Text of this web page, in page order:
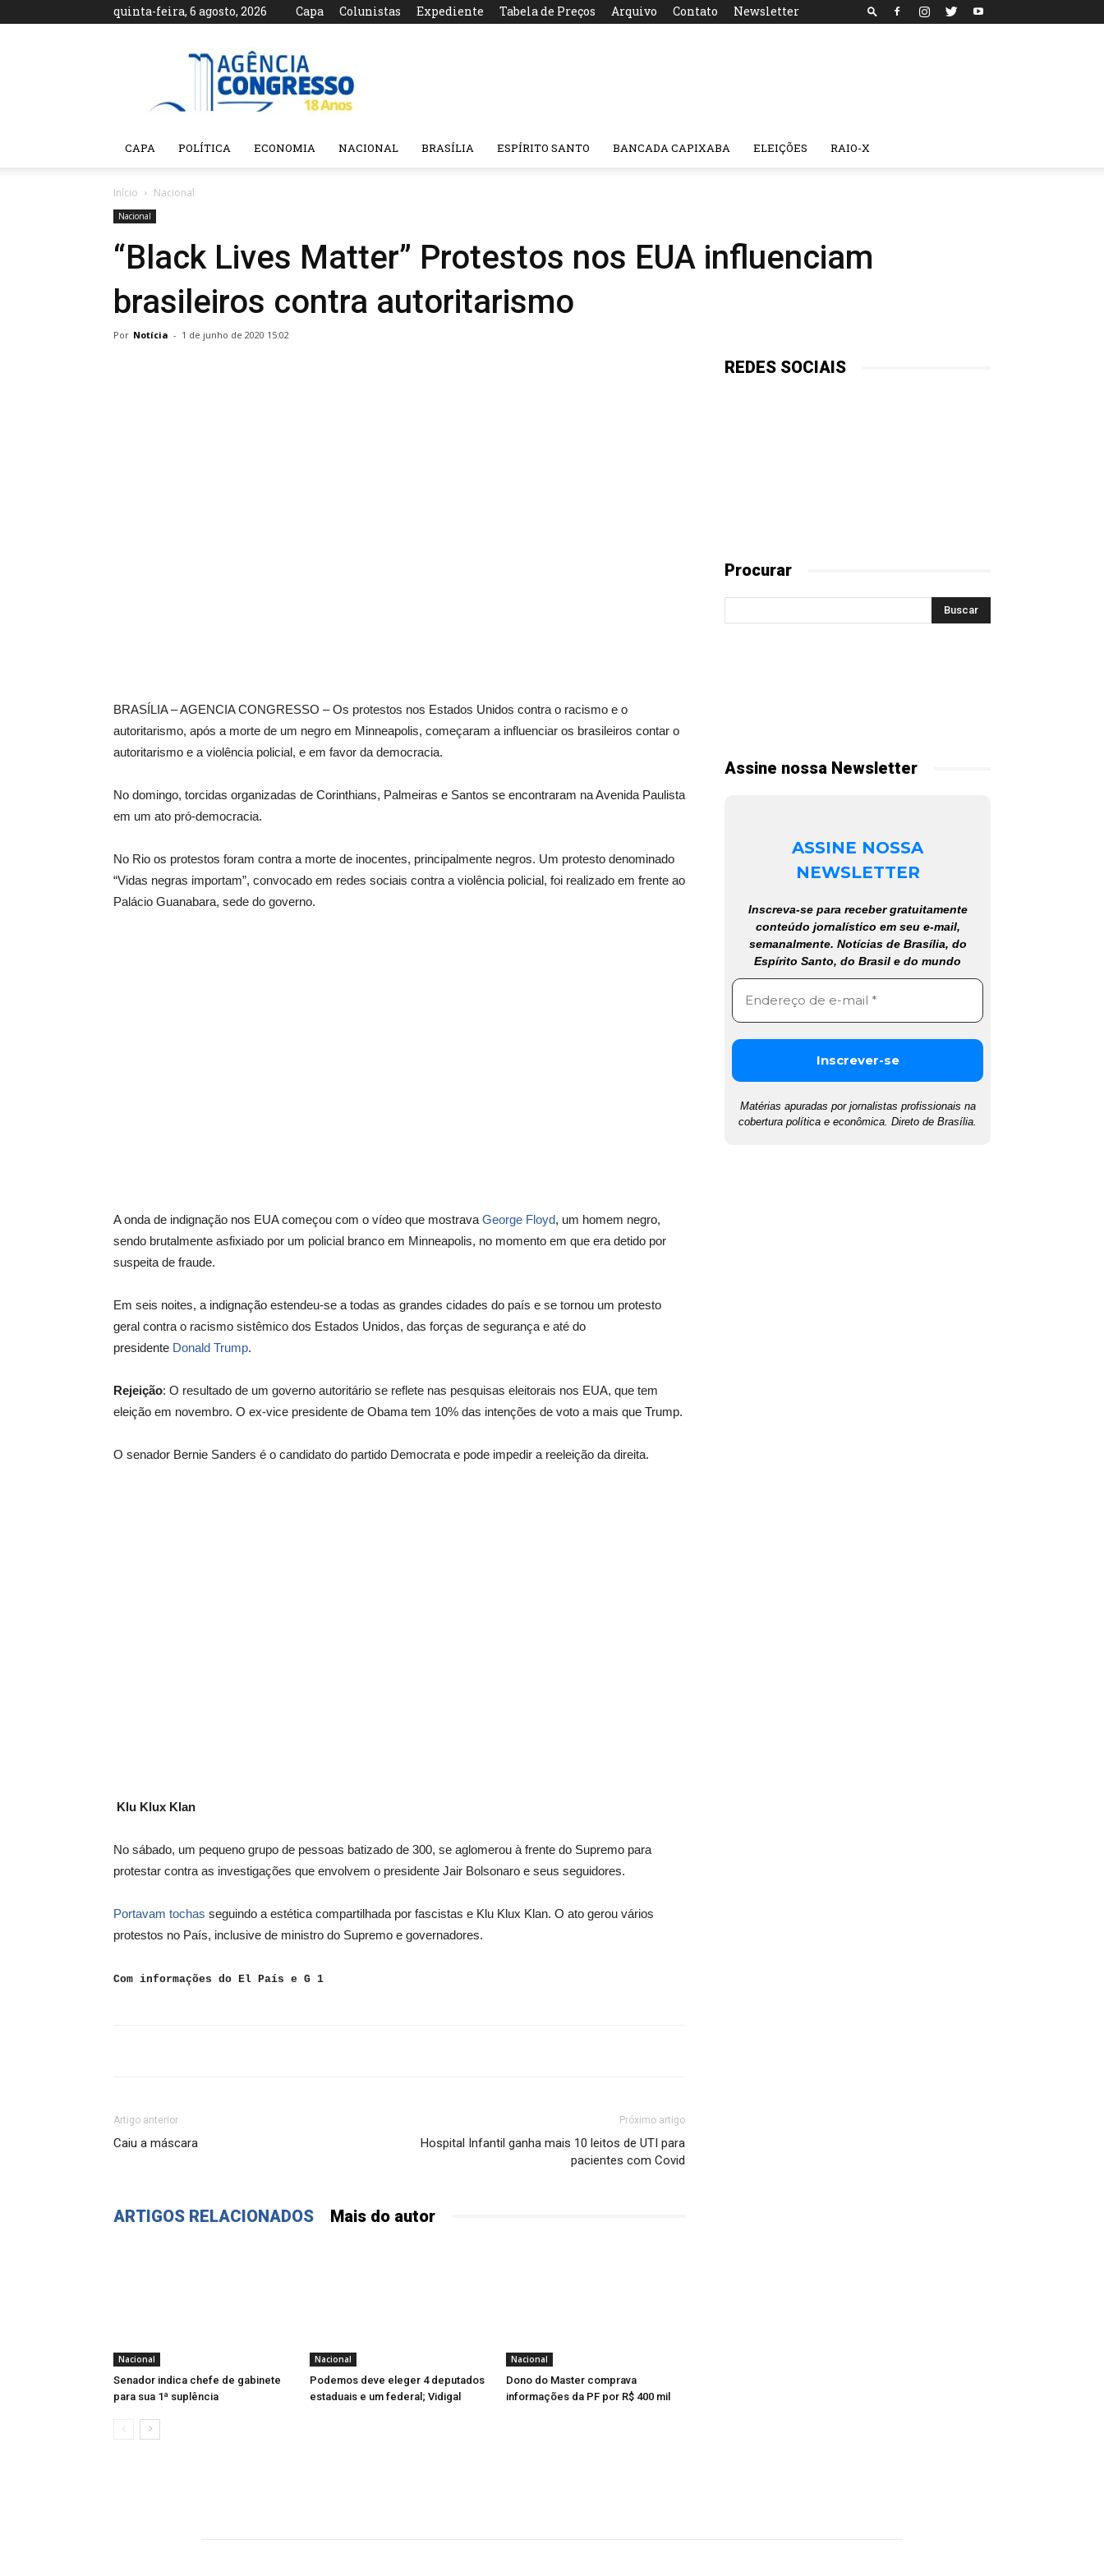
quinta-feira, 6 agosto, 2026 Capa Colunistas Expediente Tabela de Preços Arquivo Contato Newsletter
Agência
CAPA POLÍTICA ECONOMIA NACIONAL BRASÍLIA ESPÍRITO SANTO BANCADA CAPIXABA ELEIÇÕES RAIO-X
Início Nacional
Nacional
“Black Lives Matter” Protestos nos EUA influenciam
brasileiros contra autoritarismo
Por Notícia - 1 de junho de 2020 15:02
BRASÍLIA – AGENCIA CONGRESSO – Os protestos nos Estados Unidos contra o racismo e o
autoritarismo, após a morte de um negro em Minneapolis, começaram a influenciar os brasileiros contar o
autoritarismo e a violência policial, e em favor da democracia.
No domingo, torcidas organizadas de Corinthians, Palmeiras e Santos se encontraram na Avenida Paulista
em um ato pró-democracia.
No Rio os protestos foram contra a morte de inocentes, principalmente negros. Um protesto denominado
“Vidas negras importam”, convocado em redes sociais contra a violência policial, foi realizado em frente ao
Palácio Guanabara, sede do governo.
A onda de indignação nos EUA começou com o vídeo que mostrava George Floyd, um homem negro,
sendo brutalmente asfixiado por um policial branco em Minneapolis, no momento em que era detido por
suspeita de fraude.
Em seis noites, a indignação estendeu-se a todas as grandes cidades do país e se tornou um protesto
geral contra o racismo sistêmico dos Estados Unidos, das forças de segurança e até do
presidente Donald Trump.
Rejeição: O resultado de um governo autoritário se reflete nas pesquisas eleitorais nos EUA, que tem
eleição em novembro. O ex-vice presidente de Obama tem 10% das intenções de voto a mais que Trump.
O senador Bernie Sanders é o candidato do partido Democrata e pode impedir a reeleição da direita.
Klu Klux Klan
No sábado, um pequeno grupo de pessoas batizado de 300, se aglomerou à frente do Supremo para
protestar contra as investigações que envolvem o presidente Jair Bolsonaro e seus seguidores.
Portavam tochas seguindo a estética compartilhada por fascistas e Klu Klux Klan. O ato gerou vários
protestos no País, inclusive de ministro do Supremo e governadores.
Com informações do El País e G 1
Artigo anterior
Caiu a máscara
Próximo artigo
Hospital Infantil ganha mais 10 leitos de UTI para
pacientes com Covid
ARTIGOS RELACIONADOS Mais do autor
Nacional
Senador indica chefe de gabinete
para sua 1ª suplência
Nacional
Podemos deve eleger 4 deputados
estaduais e um federal; Vidigal
Nacional
Dono do Master comprava
informações da PF por R$ 400 mil
REDES SOCIAIS
Procurar
Assine nossa Newsletter
ASSINE NOSSA
NEWSLETTER
Inscreva-se para receber gratuitamente
conteúdo jornalístico em seu e-mail,
semanalmente. Notícias de Brasília, do
Espírito Santo, do Brasil e do mundo
Matérias apuradas por jornalistas profissionais na
cobertura política e econômica. Direto de Brasília.